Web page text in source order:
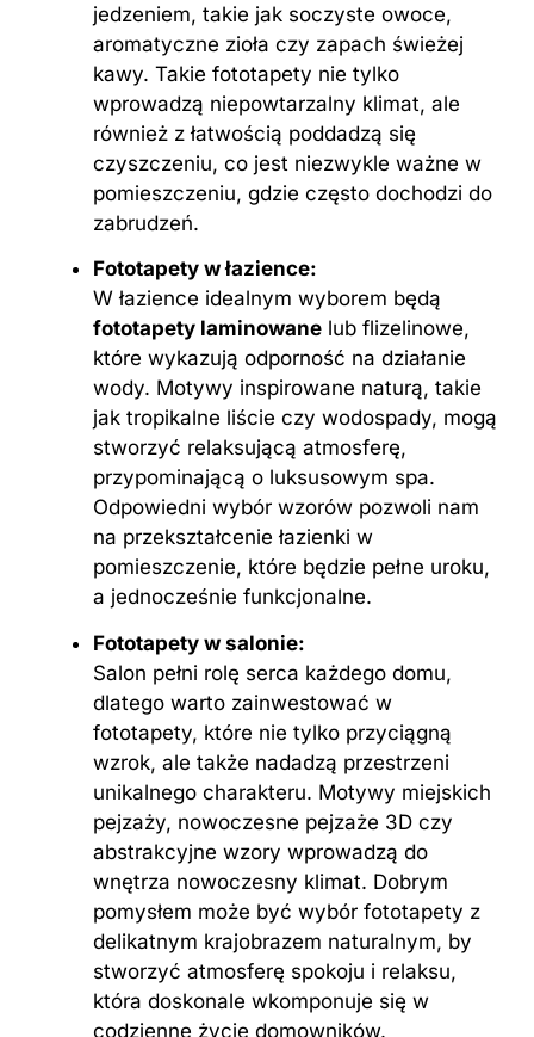
jedzeniem, takie jak soczyste owoce,
aromatyczne zioła czy zapach świeżej
kawy. Takie fototapety nie tylko
wprowadzą niepowtarzalny klimat, ale
również z łatwością poddadzą się
czyszczeniu, co jest niezwykle ważne w
pomieszczeniu, gdzie często dochodzi do
zabrudzeń.
Fototapety w łazience:
W łazience idealnym wyborem będą
fototapety laminowane lub flizelinowe,
które wykazują odporność na działanie
wody. Motywy inspirowane naturą, takie
jak tropikalne liście czy wodospady, mogą
stworzyć relaksującą atmosferę,
przypominającą o luksusowym spa.
Odpowiedni wybór wzorów pozwoli nam
na przekształcenie łazienki w
pomieszczenie, które będzie pełne uroku,
a jednocześnie funkcjonalne.
Fototapety w salonie:
Salon pełni rolę serca każdego domu,
dlatego warto zainwestować w
fototapety, które nie tylko przyciągną
wzrok, ale także nadadzą przestrzeni
unikalnego charakteru. Motywy miejskich
pejzaży, nowoczesne pejzaże 3D czy
abstrakcyjne wzory wprowadzą do
wnętrza nowoczesny klimat. Dobrym
pomysłem może być wybór fototapety z
delikatnym krajobrazem naturalnym, by
stworzyć atmosferę spokoju i relaksu,
która doskonale wkomponuje się w
codzienne życie domowników.